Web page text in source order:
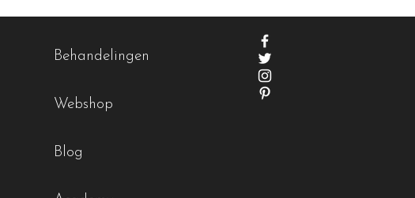
Behandelingen
Webshop
Blog